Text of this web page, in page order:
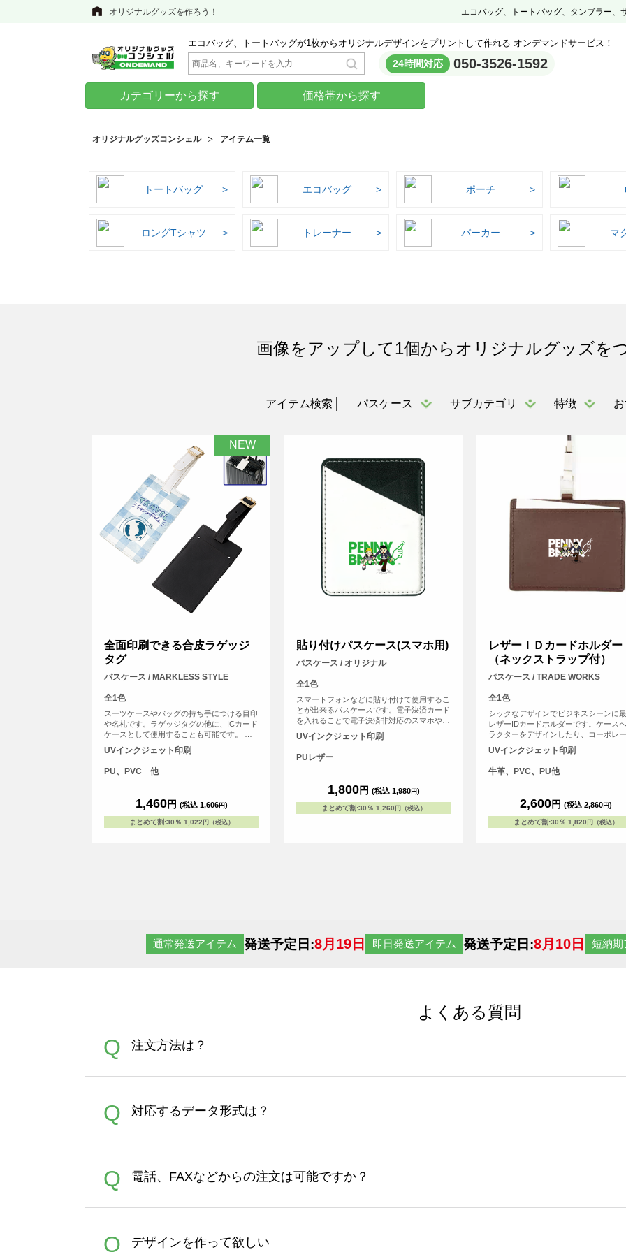
オリジナルグッズを作ろう！ エコバッグ、トートバッグ、タンブラー、
エコバッグ、トートバッグが1枚からオリジナルデザインをプリントして作れる オンデマンドサービス！
24時間対応 050-3526-1592
カテゴリーから探す 価格帯から探す
オリジナルグッズコンシェル アイテム一覧
トートバッグ エコバッグ ポーチ
ロングTシャツ トレーナー パーカー マ
画像をアップして1個からオリジナルグッズを
アイテム検索 パスケース サブカテゴリ 特徴
NEW
全面印刷できる合皮ラゲッジ
タグ
パスケース / MARKLESS STYLE
全1色
スーツケースやバッグの持ち手につける目印
や名札です。ラゲッジタグの他に、ICカード
ケースとして使用することも可能です。 印
刷面が広いので、販促品やイベント物販など
におすすめのアイテムです。<br> ※ベルト
部分には印刷されません
UVインクジェット印刷
PU、PVC 他
1,460円 (税込 1,606円)
まとめて割:30％ 1,022 円（税込）
貼り付けパスケース(スマホ用)
パスケース / オリジナル
全1色
スマートフォンなどに貼り付けて使用するこ
とが出来るパスケースです。電子決済カード
を入れることで電子決済非対応のスマホやケ
ータイをおサイフケータイのように使うこと
が出来ます。オリジナルのデザインをして自
分だけのオリジナルパスケースを作ろう。
UVインクジェット印刷
PUレザー
1,800円 (税込 1,980円)
まとめて割:30％ 1,260 円（税込）
レザーＩＤカードホルダー
（ネックストラップ付）
パスケース / TRADE WORKS
全1色
シックなデザインでビジネスシーンに
レザーIDカードホルダーです。ケース
ラクターをデザインしたり、コーポレー
ゴを入れることで高級感のあるアイテム
ります。ネックストラップ付です。
UVインクジェット印刷
牛革、PVC、PU他
2,600円 (税込 2,860円)
まとめて割:30％ 1,820 円（税込）
通常発送アイテム 発送予定日:8月19日 即日発送アイテム 発送予定日:8月10日 短納期
よくある質問
Q 注文方法は？
A
す。 30枚以上やシルク印刷など、大口注文の場合は、サポートが担当する
さい。製作する数量が多ければ多いほど、オンデマンドサービスよりも低価格で製作するこ
Q 対応するデータ形式は？
A
ズは、20MBです。デジカメやスマホで撮影した写真などもアップロード可能です。使用で
Illustratorからの直接入稿には対応していません。AIで保存し、デザインツールからアップロ
Q 電話、FAXなどからの注文は可能ですか？
A
バッグコンシェルやタンブラーコンシェル
Q デザインを作って欲しい